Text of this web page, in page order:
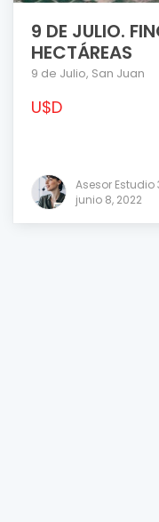
9 DE JULIO.
HECTÁREAS
9 de Julio, San Juan
U$D
Asesor Estudio
junio 8, 2022